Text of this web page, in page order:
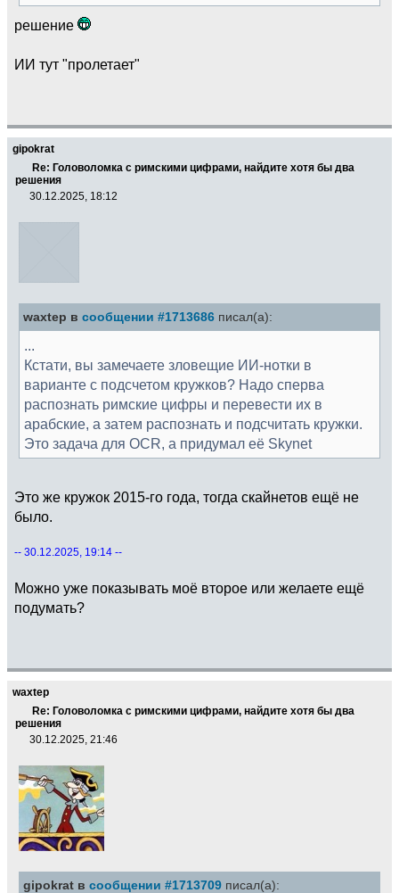
решение
ИИ тут "пролетает"
gipokrat
Re: Головоломка с римскими цифрами, найдите хотя бы два
решения
30.12.2025, 18:12
waxtep в сообщении #1713686 писал(а):
Кстати, вы замечаете зловещие ИИ-нотки в
варианте с подсчетом кружков? Надо сперва
распознать римские цифры и перевести их в
арабские, а затем распознать и подсчитать кружки.
Это задача для OCR, а придумал её Skynet
Это же кружок 2015-го года, тогда скайнетов ещё не
было.
-- 30.12.2025, 19:14 --
Можно уже показывать моё второе или желаете ещё
подумать?
waxtep
Re: Головоломка с римскими цифрами, найдите хотя бы два
решения
30.12.2025, 21:46
gipokrat в сообщении #1713709 писал(а):